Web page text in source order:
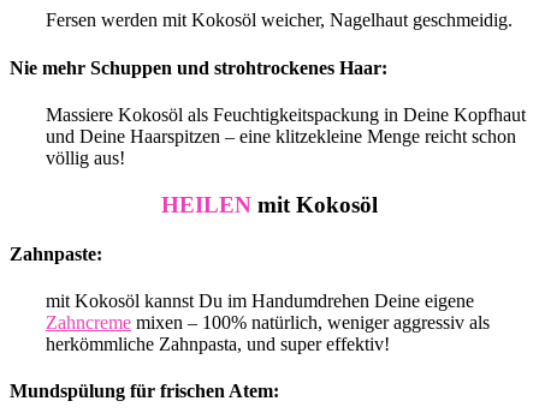
Fersen werden mit Kokosöl weicher, Nagelhaut geschmeidig.
Nie mehr Schuppen und strohtrockenes Haar:
Massiere Kokosöl als Feuchtigkeitspackung in Deine Kopfhaut
und Deine Haarspitzen – eine klitzekleine Menge reicht schon
völlig aus!
HEILEN mit Kokosöl
Zahnpaste:
mit Kokosöl kannst Du im Handumdrehen Deine eigene
Zahncreme mixen – 100% natürlich, weniger aggressiv als
herkömmliche Zahnpasta, und super effektiv!
Mundspülung für frischen Atem: